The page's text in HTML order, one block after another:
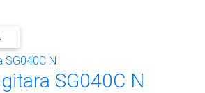
SG040C N